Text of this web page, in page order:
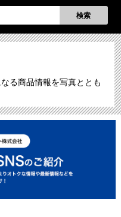
検索
る商品情報を写真ととも